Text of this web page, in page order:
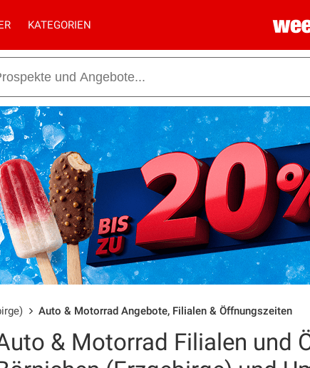
KATEGORIEN
Auto & Motorrad Angebote, Filialen & Öffnungszeiten
& Motorrad Filialen und